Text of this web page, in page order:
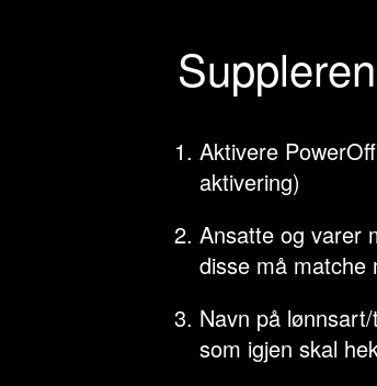
Aktivere
aktivering)
Ansatte og varer
disse må matche
Navn på
som igjen skal